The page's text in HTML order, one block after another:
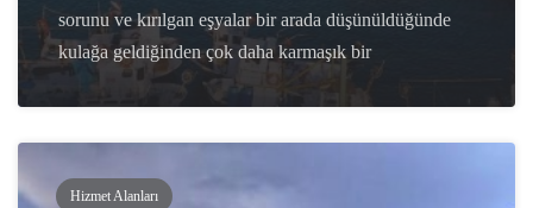
sorunu ve kırılgan eşyalar bir arada düşünüldüğünde
kulağa geldiğinden çok daha karmaşık bir
Hizmet Alanları